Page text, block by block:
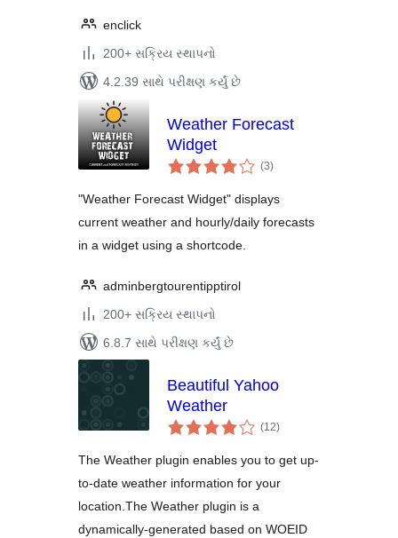
enclick
200+ સક્રિય સ્થાપનો
4.2.39 સાથે પરીક્ષણ કર્યું છે
Weather Forecast
Widget
(3કુલ
રેટિંગ્સ
)
"Weather Forecast Widget" displays
current weather and hourly/daily forecasts
in a widget using a shortcode.
adminbergtourentipptirol
200+ સક્રિય સ્થાપનો
6.8.7 સાથે પરીક્ષણ કર્યું છે
Beautiful Yahoo
Weather
(12કુલ
રેટિંગ્સ
)
The Weather plugin enables you to get up-
to-date weather information for your
location.The Weather plugin is a
dynamically-generated based on WOEID